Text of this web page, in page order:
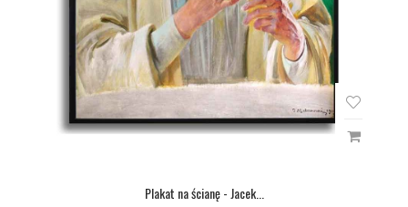
Plakat na ścianę - Jacek...